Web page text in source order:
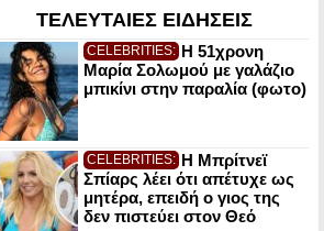
ΤΕΛΕΥΤΑΙΕΣ ΕΙΔΗΣΕΙΣ
CELEBRITIES: Η 51χρονη
Μαρία Σολωμού με γαλάζιο
μπικίνι στην παραλία (φωτο)
CELEBRITIES: Η Μπρίτνεϊ
Σπίαρς λέει ότι απέτυχε ως
μητέρα, επειδή ο γιος της
δεν πιστεύει στον Θεό